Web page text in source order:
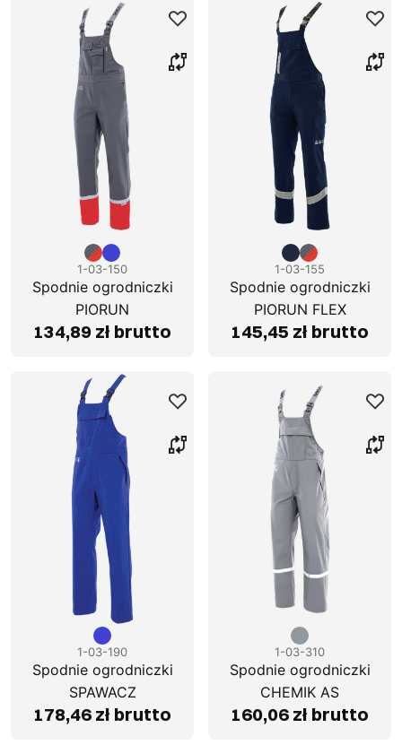
1-03-150
Spodnie ogrodniczki
PIORUN
134,89 zł brutto
1-03-155
Spodnie ogrodniczki
PIORUN FLEX
145,45 zł brutto
1-03-190
Spodnie ogrodniczki
SPAWACZ
178,46 zł brutto
1-03-310
Spodnie ogrodniczki
CHEMIK AS
160,06 zł brutto